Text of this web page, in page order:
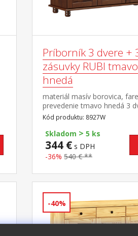
Príborník 3 dvere +
zásuvky RUBI tmavo
hnedá
materiál masív borovica,
prevedenie tmavo hnedá 3
zásuvky s kovovými
polica
Kód produktu: 8927W
Skladom > 5 ks
344 € s DPH
-36% 540 € **
-40%